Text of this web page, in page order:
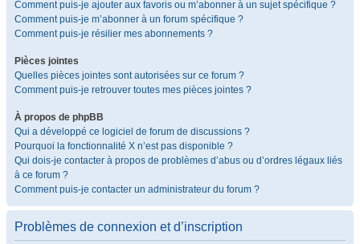
Comment puis-je ajouter aux favoris ou m’abonner à un sujet spécifique ?
Comment puis-je m’abonner à un forum spécifique ?
Comment puis-je résilier mes abonnements ?
Pièces jointes
Quelles pièces jointes sont autorisées sur ce forum ?
Comment puis-je retrouver toutes mes pièces jointes ?
À propos de phpBB
Qui a développé ce logiciel de forum de discussions ?
Pourquoi la fonctionnalité X n’est pas disponible ?
Qui dois-je contacter à propos de problèmes d’abus ou d’ordres légaux liés
à ce forum ?
Comment puis-je contacter un administrateur du forum ?
Problèmes de connexion et d’inscription